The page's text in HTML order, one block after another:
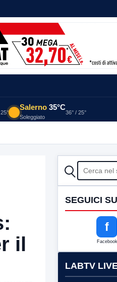
Salerno 35°C
Soleggiato
36° / 25°
il
CERCA
SEGUICI
f
Facebook
LABTV